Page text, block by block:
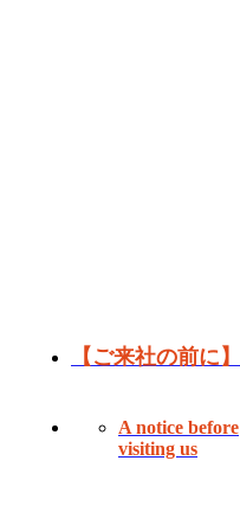
【ご来社の前に】
A notice before
visiting us